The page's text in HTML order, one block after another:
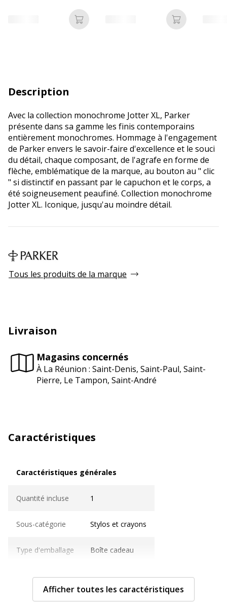
Ajouter au panier Ajouter au
Description
Avec la collection monochrome Jotter XL, Parker
présente dans sa gamme les finis contemporains
entièrement monochromes. Hommage à l'engagement
de Parker envers le savoir-faire d'excellence et le souci
du détail, chaque composant, de l'agrafe en forme de
flèche, emblématique de la marque, au bouton au " clic
" si distinctif en passant par le capuchon et le corps, a
été soigneusement peaufiné. Collection monochrome
Jotter XL. Iconique, jusqu'au moindre détail.
Tous les produits de la marque
Livraison
Magasins concernés
À La Réunion : Saint-Denis, Saint-Paul, Saint-
Pierre, Le Tampon, Saint-André
Caractéristiques
Caractéristiques générales
Quantité incluse 1
Sous-catégorie Stylos et crayons
Type d'emballage Boîte cadeau
Type de produit Stylo à bille
Caractéristiques techniques
Afficher toutes les caractéristiques